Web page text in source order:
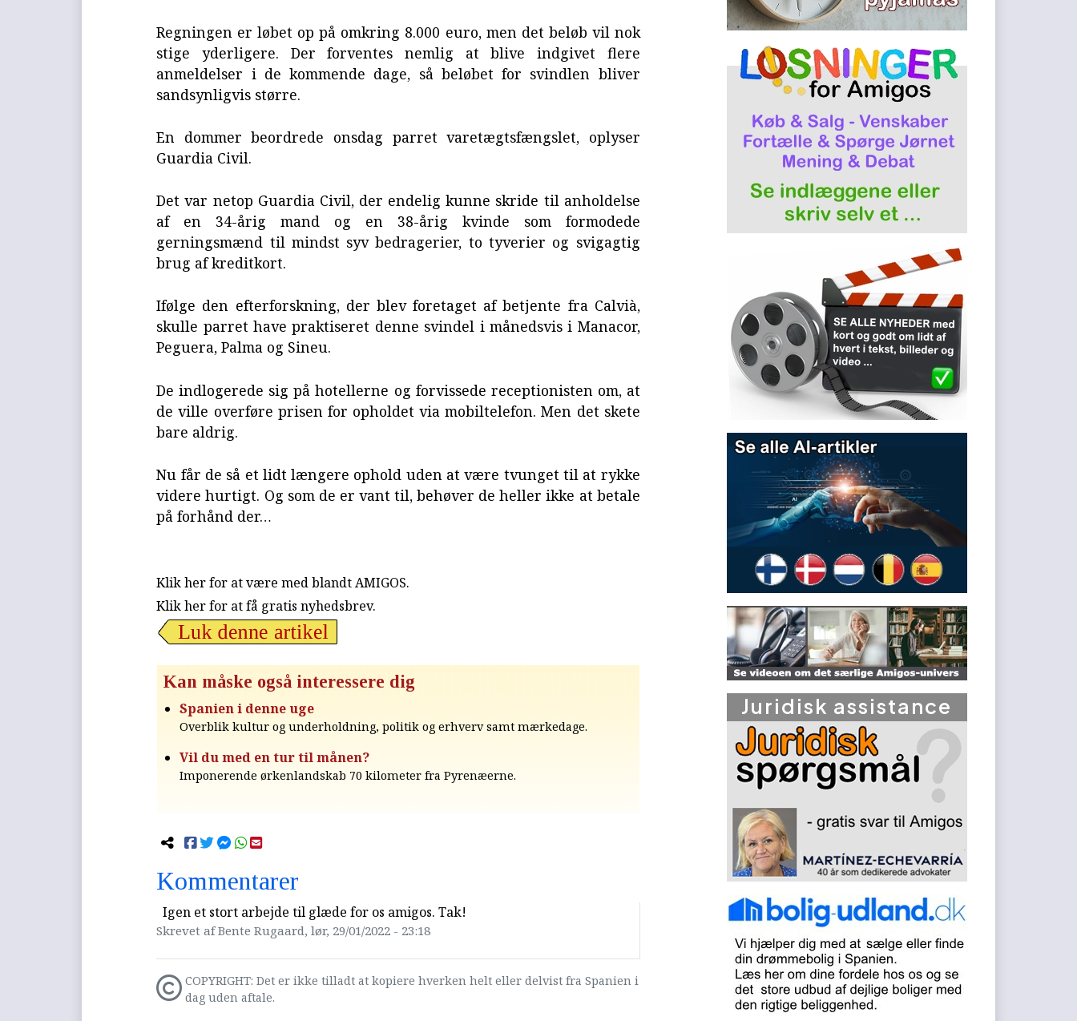
Regningen er løbet op på omkring 8.000 euro, men det beløb vil nok
stige yderligere. Der forventes nemlig at blive indgivet flere
anmeldelser i de kommende dage, så beløbet for svindlen bliver
sandsynligvis større.
En dommer beordrede onsdag parret varetægtsfængslet, oplyser
Guardia Civil.
Det var netop Guardia Civil, der endelig kunne skride til anholdelse
af en 34-årig mand og en 38-årig kvinde som formodede
gerningsmænd til mindst syv bedragerier, to tyverier og svigagtig
brug af kreditkort.
Ifølge den efterforskning, der blev foretaget af betjente fra Calvià,
skulle parret have praktiseret denne svindel i månedsvis i Manacor,
Peguera, Palma og Sineu.
De indlogerede sig på hotellerne og forvissede receptionisten om, at
de ville overføre prisen for opholdet via mobiltelefon. Men det skete
bare aldrig.
Nu får de så et lidt længere ophold uden at være tvunget til at rykke
videre hurtigt. Og som de er vant til, behøver de heller ikke at betale
på forhånd der…
Klik her for at være med blandt AMIGOS.
Klik her for at få gratis nyhedsbrev.
Kan måske også interessere dig
Spanien i denne uge
Overblik kultur og underholdning, politik og erhverv samt mærkedage.
Vil du med en tur til månen?
Imponerende ørkenlandskab 70 kilometer fra Pyrenæerne.
Kommentarer
Igen et stort arbejde til glæde for os amigos. Tak!
Skrevet af Bente Rugaard, lør, 29/01/2022 - 23:18
COPYRIGHT: Det er ikke tilladt at kopiere hverken helt eller delvist fra Spanien i
dag uden aftale.